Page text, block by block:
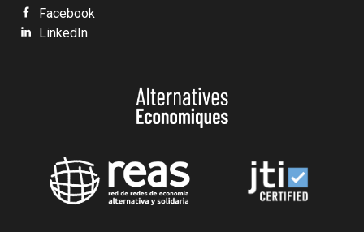
Facebook
LinkedIn